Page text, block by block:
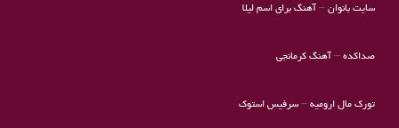
سایت بانوان– آهنگ برای اسم لیلا
صداکده– آهنگ کرمانجی
تورک مال ارومیه–سرفیس استوک